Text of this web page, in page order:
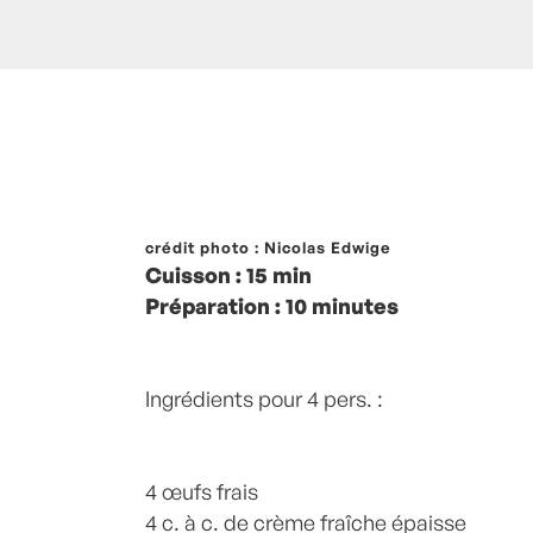
Posté à 13:00hin- Petits plats en
ingrédients,Asperge
Beurre,Entrée ,Entrées,Oeufs
crédit photo : Nicolas Edwige
Cuisson : 15 min
Préparation : 10 minutes
Ingrédients pour 4 pers. :
4 œufs frais
4 c. à c. de crème fraîche épaisse